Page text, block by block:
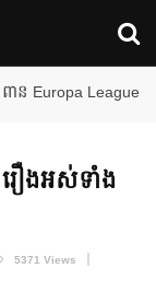
ាន Europa League
រឿងអស់ទាំង
5371 Views